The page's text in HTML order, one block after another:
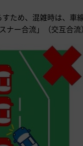
ため、混雑時は、車
ナー合流」（交互合